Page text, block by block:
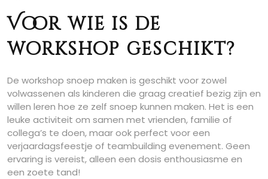
Voor wie is de
workshop geschikt?
De workshop snoep maken is geschikt voor zowel
volwassenen als kinderen die graag creatief bezig zijn en
willen leren hoe ze zelf snoep kunnen maken. Het is een
leuke activiteit om samen met vrienden, familie of
collega’s te doen, maar ook perfect voor een
verjaardagsfeestje of teambuilding evenement. Geen
ervaring is vereist, alleen een dosis enthousiasme en
een zoete tand!